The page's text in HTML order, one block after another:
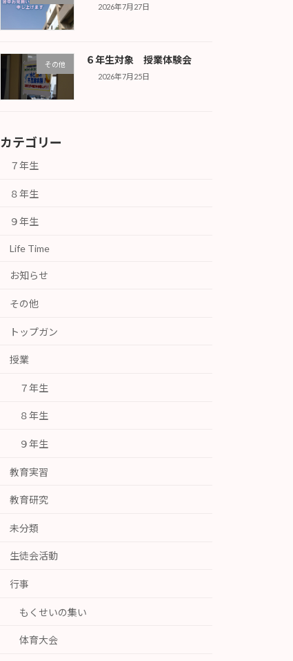
2026年7月27日
その他 ６年生対象 授業体験会
2026年7月25日
カテゴリー
７年生
８年生
９年生
Life Time
お知らせ
その他
トップガン
授業
７年生
８年生
９年生
教育実習
教育研究
未分類
生徒会活動
行事
もくせいの集い
体育大会